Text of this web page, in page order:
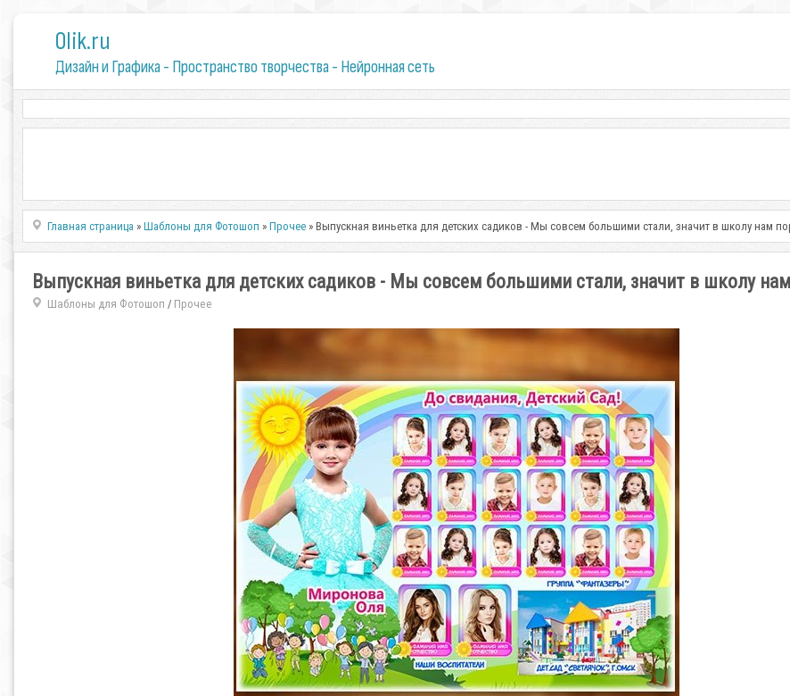
0lik.ru
Дизайн и Графика - Пространство творчества - Нейронная сеть
Главная страница »Шаблоны для Фотошоп »Прочее » Выпускная виньетка для детских садиков - Мы совсем большими стали, значит в школу нам
Выпускная виньетка для детских садиков - Мы совсем большими стали, значит в школу
Шаблоны для Фотошоп / Прочее